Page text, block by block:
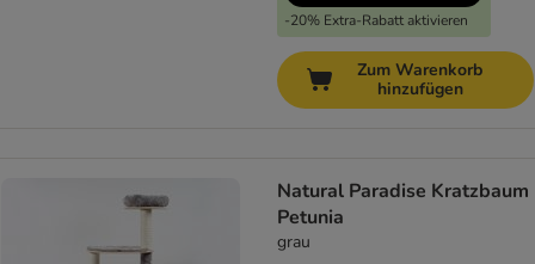
-20% Extra-Rabatt aktivieren
Zum Warenkorb
hinzufügen
Natural Paradise Kratzbaum
Petunia
grau